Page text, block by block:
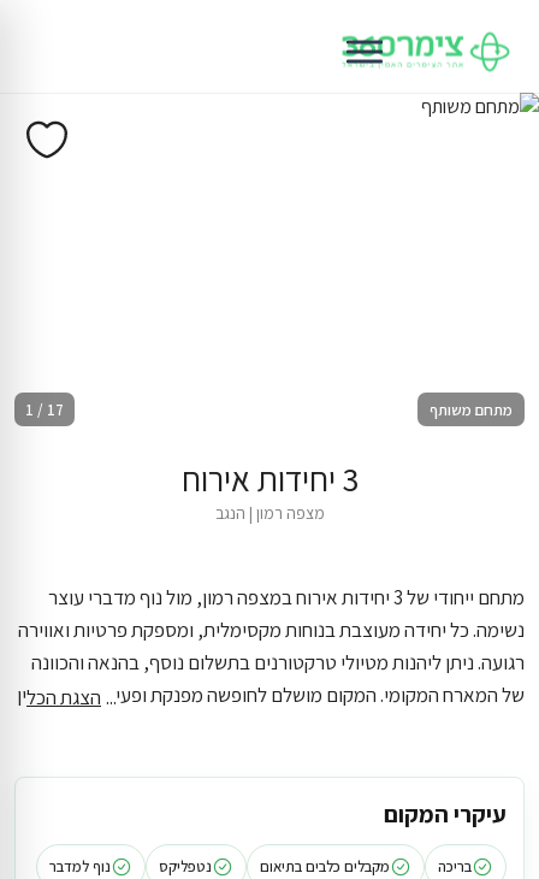
3 יחידות אירוח
מצפה רמון | הנגב
מתחם משותף 1 / 17
מתחם ייחודי של 3 יחידות אירוח במצפה רמון, מול נוף מדברי עוצר
נשימה. כל יחידה מעוצבת בנוחות מקסימלית, ומספקת פרטיות ואווירה
רגועה. ניתן ליהנות מטיולי טרקטורנים בתשלום נוסף, בהנאה והכוונה
של המארח המקומי. המקום מושלם לחופשה מפנקת ופעילויות אדרנלין
במרחק של כ-190 מטר, בערך 2 דקות הליכה מהמתחם
הצגת הכל
עיקרי המקום
בריכה מקבלים כלבים בתיאום נטפליקס נוף למדבר